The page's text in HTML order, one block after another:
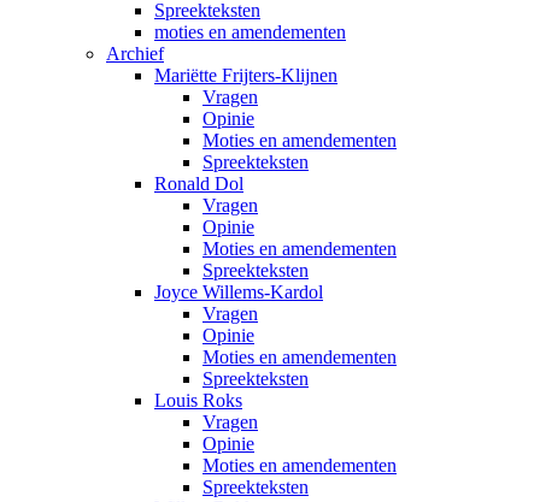
Spreekteksten
moties en amendementen
Archief
Mariëtte Frijters-Klijnen
Vragen
Opinie
Moties en amendementen
Spreekteksten
Ronald Dol
Vragen
Opinie
Moties en amendementen
Spreekteksten
Joyce Willems-Kardol
Vragen
Opinie
Moties en amendementen
Spreekteksten
Louis Roks
Vragen
Opinie
Moties en amendementen
Spreekteksten